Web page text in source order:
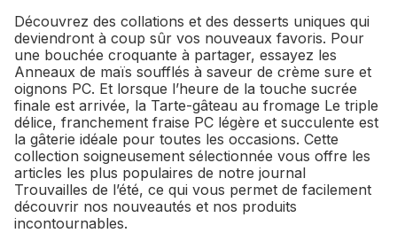
Découvrez des collations et des desserts uniques qui
deviendront à coup sûr vos nouveaux favoris. Pour
une bouchée croquante à partager, essayez les
Anneaux de maïs soufflés à saveur de crème sure et
oignons PC. Et lorsque l’heure de la touche sucrée
finale est arrivée, la Tarte-gâteau au fromage Le triple
délice, franchement fraise PC légère et succulente est
la gâterie idéale pour toutes les occasions. Cette
collection soigneusement sélectionnée vous offre les
articles les plus populaires de notre journal
Trouvailles de l’été, ce qui vous permet de facilement
découvrir nos nouveautés et nos produits
incontournables.